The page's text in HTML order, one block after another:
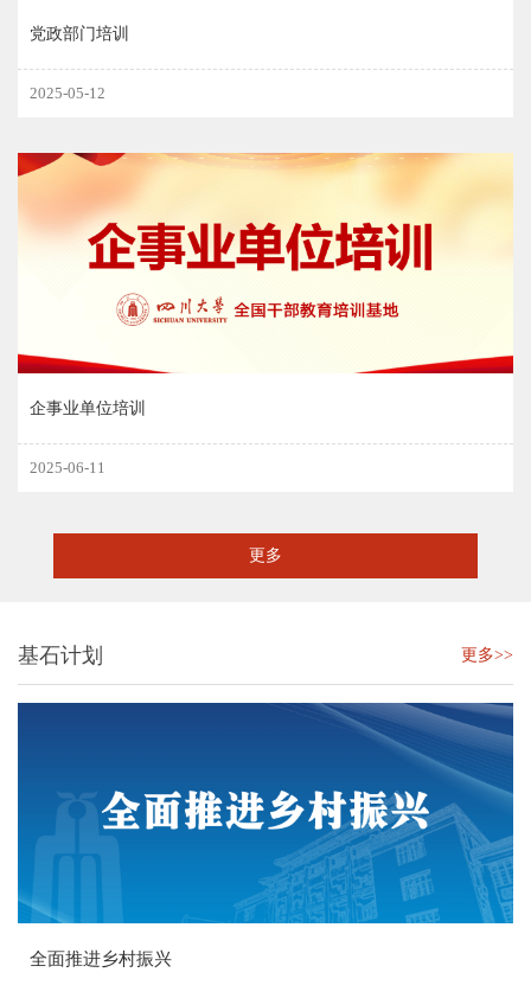
党政部门培训
2025-05-12
企事业单位培训
2025-06-11
更多
基石计划 更多>>
全面推进乡村振兴